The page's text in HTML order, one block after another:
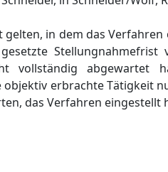
gelten, in dem das
vollständig
erbrachte Tätigkeit
das Verfahren eingestellt